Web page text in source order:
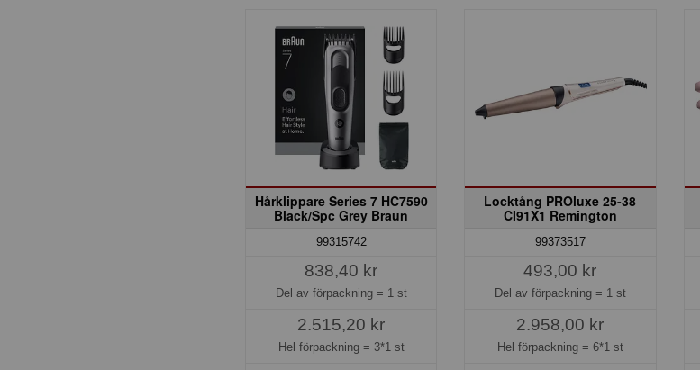
Hårklippare Series 7 HC7590
Black/Spc Grey Braun
99315742
838,40 kr
Del av förpackning = 1 st
2.515,20 kr
Hel förpackning = 3*1 st
Locktång PROluxe 25-38
CI91X1 Remington
99373517
493,00 kr
Del av förpackning = 1 st
2.958,00 kr
Hel förpackning = 6*1 st